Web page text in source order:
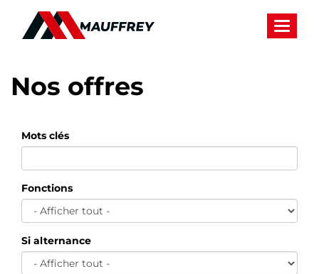
Nos offres
Mots clés
Fonctions
Si alternance